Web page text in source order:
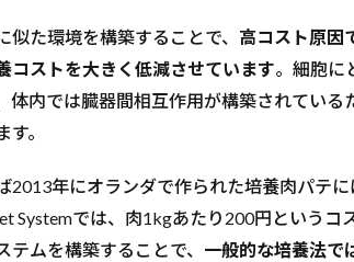
似た環境を構築することで、 高コスト原因
コストを大きく低減させています。細胞に
体内では臓器間相互作用が構築されてい
す。
2013年にオランダで作られた培養肉パテ
Systemでは、肉1kgあたり200円というコ
テムを構築することで、 一般的な培養法で